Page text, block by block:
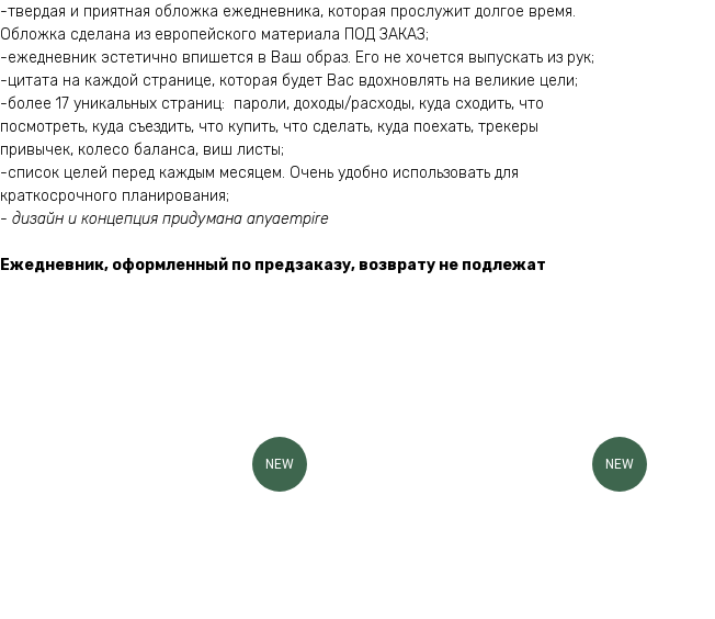
-твердая и приятная обложка ежедневника, которая прослужит долгое время.
Обложка сделана из европейского материала ПОД ЗАКАЗ;
-ежедневник эстетично впишется в Ваш образ. Его не хочется выпускать из рук;
-цитата на каждой странице, которая будет Вас вдохновлять на великие цели;
-более 17 уникальных страниц: пароли, доходы/расходы, куда сходить, что
посмотреть, куда съездить, что купить, что сделать, куда поехать, трекеры
привычек, колесо баланса, виш листы;
-список целей перед каждым месяцем. Очень удобно использовать для
краткосрочного планирования;
- дизайн и концепция придумана anyaempire
Ежедневник, оформленный по предзаказу, возврату не подлежат
NEW NEW